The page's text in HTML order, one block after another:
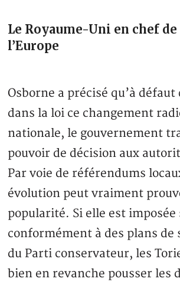
Le Royaume-Uni en chef
l’Europe
Osborne a précisé qu’à défaut
dans la loi ce changement
nationale, le gouvernement
pouvoir de décision aux
Par voie de référendums
évolution peut vraiment
popularité. Si elle est imposée
conformément à des plans de
du Parti conservateur, les
bien en revanche pousser les